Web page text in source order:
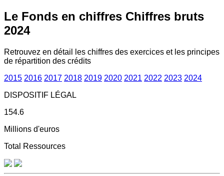
Le Fonds en chiffres Chiffres bruts
2024
Retrouvez en détail les chiffres des exercices et les principes
de répartition des crédits
2015 2016 2017 2018 2019 2020 2021 2022 2023 2024
DISPOSITIF LÉGAL
154.6
Millions d'euros
Total Ressources